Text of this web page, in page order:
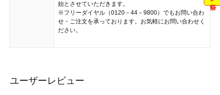
始とさせていただきます。
※フリーダイヤル（0120－44－9800）でもお問い合わ
せ・ご注文を承っております。お気軽にお問い合わせく
ださい。
ユーザーレビュー